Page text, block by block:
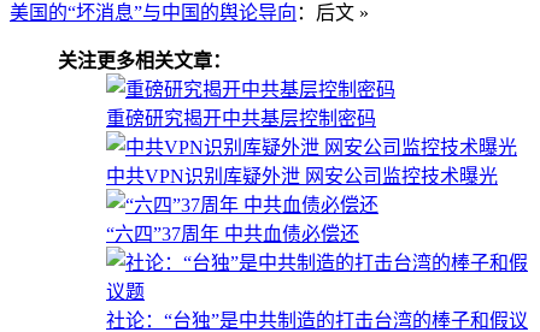
美国的“坏消息”与中国的舆论导向 ：后文 »
关注更多相关文章：
重磅研究揭开中共基层控制密码
中共VPN识别库疑外泄 网安公司监控技术曝光
“六四”37周年 中共血债必偿还
社论：“台独”是中共制造的打击台湾的棒子和假议